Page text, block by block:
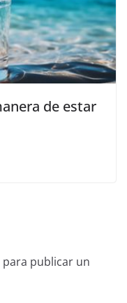
de estar
para publicar un